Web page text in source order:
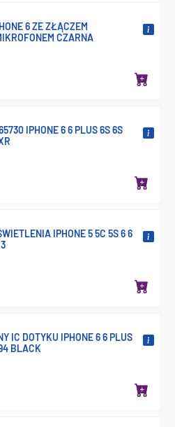
6 ZE ZŁĄCZEM
CZARNA
IPHONE 6 6 PLUS 6S 6S
IPHONE 5 5C 5S 6 6
IC DOTYKU IPHONE 6 6 PLUS
BLACK